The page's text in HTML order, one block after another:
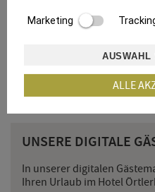
16x6 m beheizter Infinity
Südtirol Guest Pass das
UNSERE DIGITALE
In unserer digitalen
Ihren Urlaub im Hotel
Marketing
AUSWAHL
ALLE